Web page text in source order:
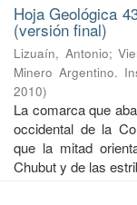
Hoja Geológica
(versión final)
Lizuaín, Antonio;
Minero Argentino.
2010)
La comarca que
occidental de la
que la mitad
Chubut y de las